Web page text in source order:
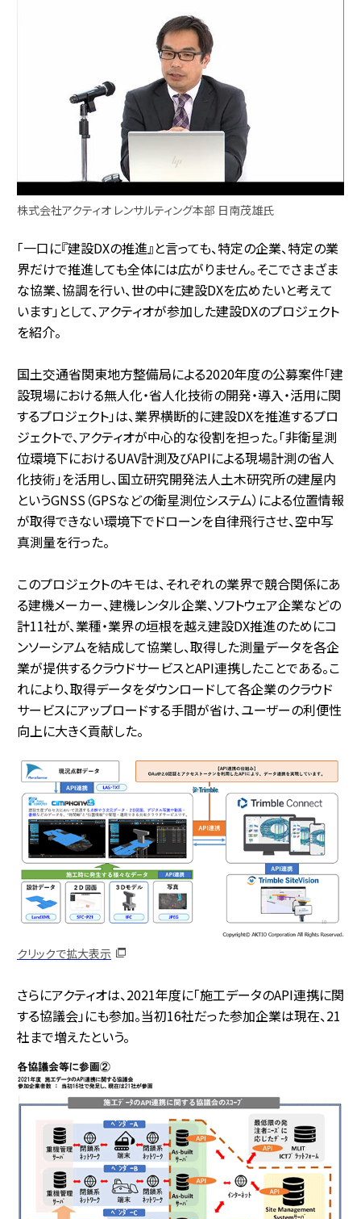
株式会社アクティオ レンサルティング本部 日南茂雄氏
「一口に『建設DXの推進』と言っても、特定の企業、特定の業
界だけで推進しても全体には広がりません。そこでさまざま
な協業、協調を行い、世の中に建設DXを広めたいと考えて
います」として、アクティオが参加した建設DXのプロジェクト
を紹介。
国土交通省関東地方整備局による2020年度の公募案件「建
設現場における無人化・省人化技術の開発・導入・活用に関
するプロジェクト」は、業界横断的に建設DXを推進するプロ
ジェクトで、アクティオが中心的な役割を担った。「非衛星測
位環境下におけるUAV計測及びAPIによる現場計測の省人
化技術」を活用し、国立研究開発法人土木研究所の建屋内
というGNSS（GPSなどの衛星測位システム）による位置情報
が取得できない環境下でドローンを自律飛行させ、空中写
真測量を行った。
このプロジェクトのキモは、それぞれの業界で競合関係にあ
る建機メーカー、建機レンタル企業、ソフトウェア企業などの
計11社が、業種・業界の垣根を越え建設DX推進のためにコ
ンソーシアムを結成して協業し、取得した測量データを各企
業が提供するクラウドサービスとAPI連携したことである。こ
れにより、取得データをダウンロードして各企業のクラウド
サービスにアップロードする手間が省け、ユーザーの利便性
向上に大きく貢献した。
クリックで拡大表示
さらにアクティオは、2021年度に「施工データのAPI連携に関
する協議会」にも参加。当初16社だった参加企業は現在、21
社まで増えたという。